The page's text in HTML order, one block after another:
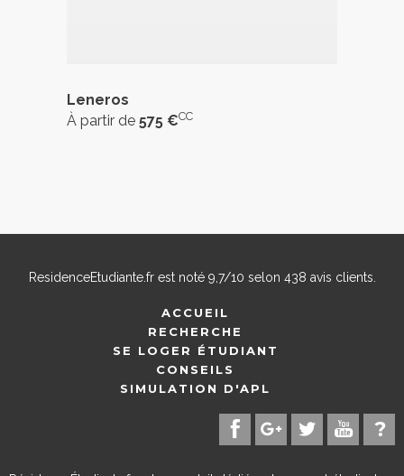
Leneros
À partir de 575 €CC
ResidenceEtudiante.frest noté 9,7/10 selon 438 avis clients.
ACCUEIL
RECHERCHE
SE LOGER ÉTUDIANT
CONSEILS
SIMULATION D'APL